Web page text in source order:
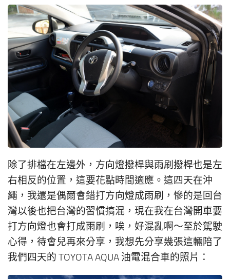
除了排檔在左邊外，方向燈撥桿與雨刷撥桿也是左
右相反的位置，這要花點時間適應。這四天在沖
繩，我還是偶爾會錯打方向燈成雨刷，慘的是回台
灣以後也把台灣的習慣搞混，現在我在台灣開車要
打方向燈也會打成雨刷，唉，好混亂啊～至於駕駛
心得，待會兒再來分享，我想先分享幾張這輛陪了
我們四天的 TOYOTA AQUA 油電混合車的照片：